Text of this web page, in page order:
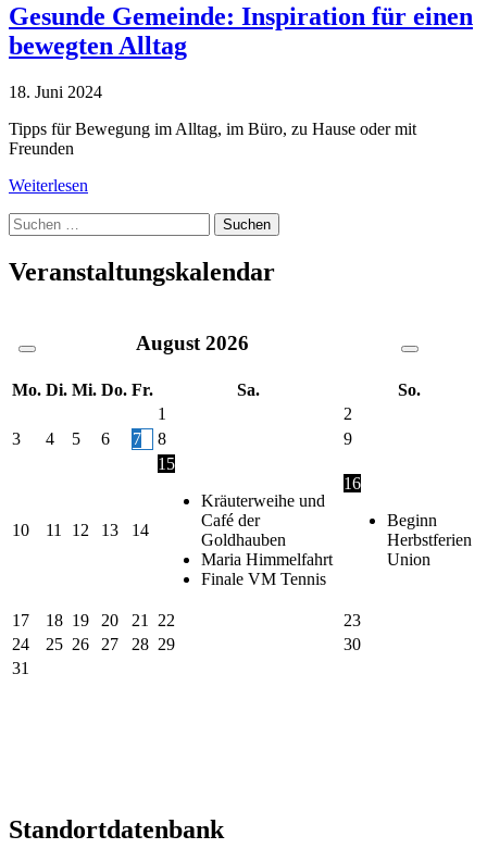
Gesunde Gemeinde: Inspiration für einen
bewegten Alltag
18. Juni 2024
Tipps für Bewegung im Alltag, im Büro, zu Hause oder mit
Freunden
Weiterlesen
Suche
nach:
Veranstaltungskalendar
August 2026
Mo. Di. Mi. Do. Fr. Sa.
So.
1
2
3
4 5 6 7 8 9
10 11 12 13 14
15
Kräuterweihe und
Café der
Goldhauben
Maria Himmelfahrt
Finale VM Tennis
16
Beginn
Herbstferien
Union
17 18 19 20 21 22
23
24
25 26 27 28 29
30
31
Standortdatenbank